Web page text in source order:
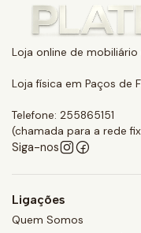
Loja online de mobiliário
Loja física em Paços de
Telefone: 255865151
(chamada para a rede
Siga-nos
Ligações
Quem Somos